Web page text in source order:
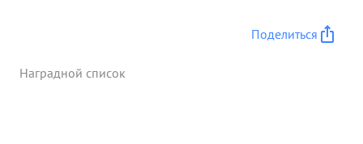
Поделиться
Наградной список